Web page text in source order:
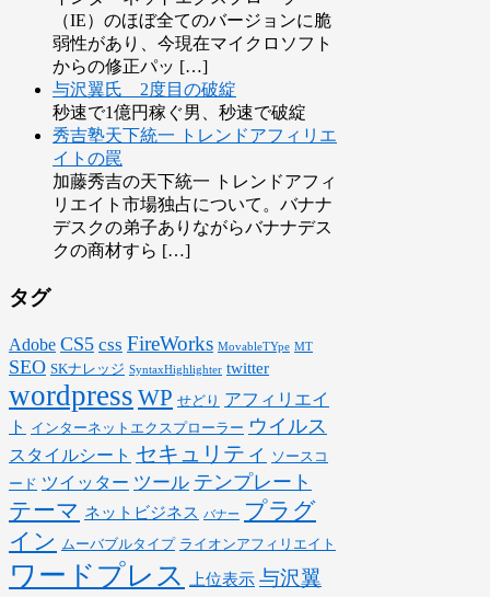
（IE）のほぼ全てのバージョンに脆
弱性があり、今現在マイクロソフト
からの修正パッ […]
与沢翼氏 2度目の破綻
秒速で1億円稼ぐ男、秒速で破綻
秀吉塾天下統一 トレンドアフィリエ
イトの罠
加藤秀吉の天下統一 トレンドアフィ
リエイト市場独占について。バナナ
デスクの弟子ありながらバナナデス
クの商材すら […]
タグ
Adobe CS5 css FireWorks MovableTYpe MT
SEO SKナレッジ SyntaxHighlighter twitter
wordpress WP せどり アフィリエイ
ト
インターネットエクスプローラー ウイルス
スタイルシート セキュリティ
ソースコ
ード ツイッター ツール テンプレート
テーマ ネットビジネス バナー プラグ
イン ムーバブルタイプ ライオンアフィリエイト
ワードプレス 上位表示 与沢翼